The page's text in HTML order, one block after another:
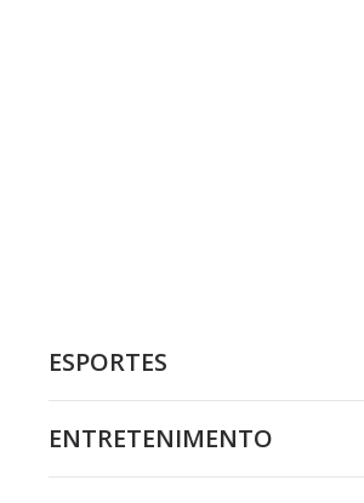
ESPORTES
ENTRETENIMENTO